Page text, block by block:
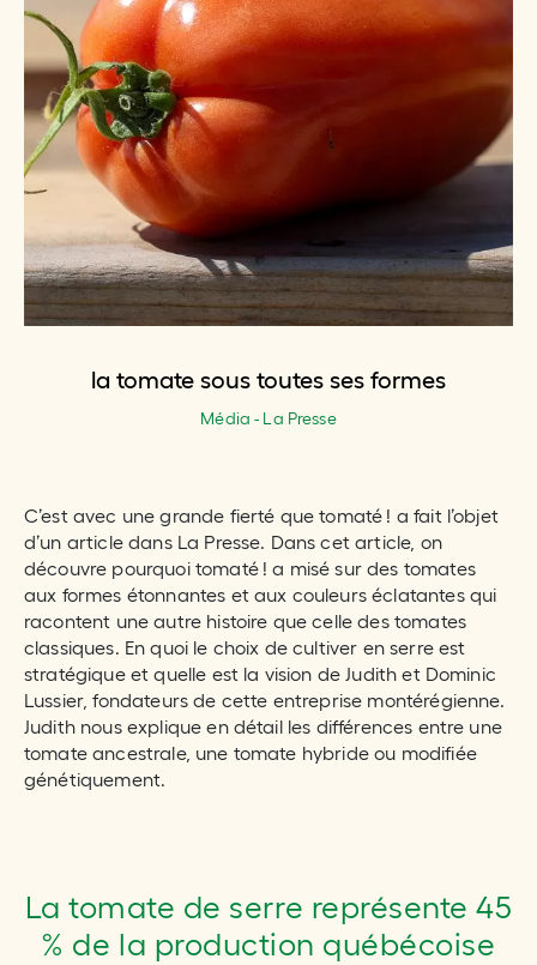
la tomate sous toutes ses formes
Média - La Presse
C’est avec une grande fierté que tomaté ! a fait l’objet
d’un article dans La Presse. Dans cet article, on
découvre pourquoi tomaté ! a misé sur des tomates
aux formes étonnantes et aux couleurs éclatantes qui
racontent une autre histoire que celle des tomates
classiques. En quoi le choix de cultiver en serre est
stratégique et quelle est la vision de Judith et Dominic
Lussier, fondateurs de cette entreprise montérégienne.
Judith nous explique en détail les différences entre une
tomate ancestrale, une tomate hybride ou modifiée
génétiquement.
La tomate de serre représente 45
% de la production québécoise